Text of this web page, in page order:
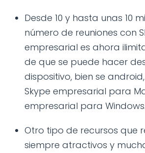
Desde 10 y hasta unas 10
número de reuniones con
empresarial es ahora
de que se puede hacer
dispositivo, bien se
Skype empresarial para
empresarial para Windows.
Otro tipo de recursos que
siempre atractivos y